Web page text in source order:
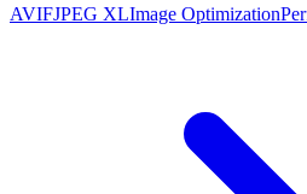
AVIFJPEG XLImage Optimization